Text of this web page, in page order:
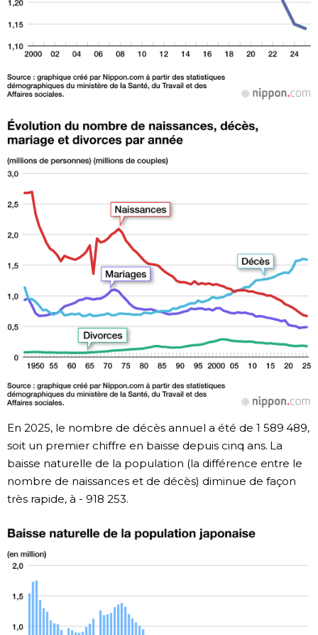
En 2025, le nombre de décès annuel a été de 1 589 489,
soit un premier chiffre en baisse depuis cinq ans. La
baisse naturelle de la population (la différence entre le
nombre de naissances et de décès) diminue de façon
très rapide, à - 918 253.